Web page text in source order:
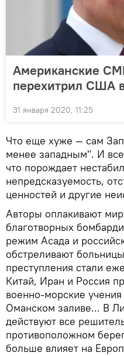
Американские
перехитрил США
31 января 2020, 11:25
Что еще хуже — сам
менее западным". И
что порождает
непредсказуемость,
ценностей и другие
Авторы оплакивают
благотворных
режим Асада и
обстреливают
преступления стали
Китай, Иран и Россия
военно-морские
Оманском заливе... В
действуют все
противоположном
больше влияет на